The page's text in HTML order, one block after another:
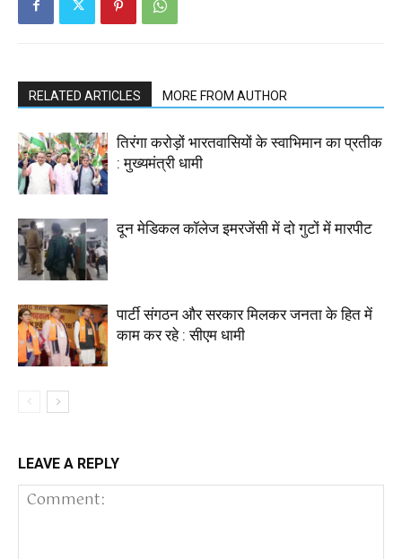
RELATED ARTICLES MORE FROM AUTHOR
तिरंगा करोड़ों भारतवासियों के स्वाभिमान का प्रतीक
: मुख्यमंत्री धामी
दून मेडिकल कॉलेज इमरजेंसी में दो गुटों में मारपीट
पार्टी संगठन और सरकार मिलकर जनता के हित में
काम कर रहे : सीएम धामी
LEAVE A REPLY